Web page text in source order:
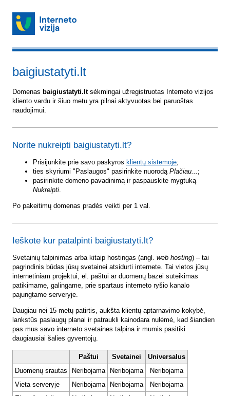
baigiustatyti.lt
Domenas baigiustatyti.ltsėkmingai užregistruotas Interneto vizijos
kliento vardu ir šiuo metu yra pilnai aktyvuotas bei paruoštas
naudojimui.
Norite nukreipti baigiustatyti.lt?
Prisijunkite prie savo paskyros klientų sistemoje;
ties skyriumi "Paslaugos" pasirinkite nuorodą Plačiau... ;
pasirinkite domeno pavadinimą ir paspauskite mygtuką
Nukreipti.
Po pakeitimų domenas pradės veikti per 1 val.
Ieškote kur patalpinti baigiustatyti.lt?
Svetainių talpinimas arba kitaip hostingas (angl. web hosting) – tai
pagrindinis būdas jūsų svetainei atsidurti internete. Tai vietos jūsų
internetiniam projektui, el. paštui ar duomenų bazei suteikimas
patikimame, galingame, prie spartaus interneto ryšio kanalo
pajungtame serveryje.
Daugiau nei 15 metų patirtis, aukšta klientų aptarnavimo kokybė,
lankstūs paslaugų planai ir patraukli kainodara nulėmė, kad šiandien
pas mus savo interneto svetaines talpina ir mumis pasitiki
daugiausiai šalies gyventojų.
Paštui Svetainei
Universalus
Duomenų srautas
Neribojama Neribojama
Neribojama
Vieta serveryje
Neribojama Neribojama
Neribojama